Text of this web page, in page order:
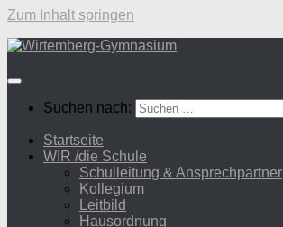
Zum Inhalt springen
Suchen nach:
Startseite
WIR /die Schule
Schulleitung & Ansprechpartner
Kollegium
Leitbild
Hausordnung